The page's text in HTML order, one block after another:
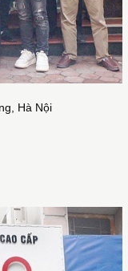
Hà Nội